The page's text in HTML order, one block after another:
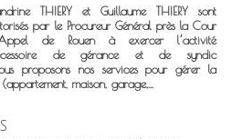
THIERY et Guillaume THIERY sont
par le Procureur Général près la Cour
de Rouen à exercer l’activité
de gérance et de syndic
proposons nos services pour gérer la
maison, garage,...